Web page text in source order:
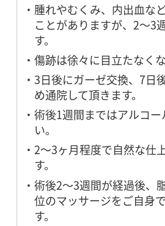
腫れやむくみ、内出血な
ことがありますが、2～3
す。
傷跡は徐々に目立たなくな
3日後にガーゼ交換、7日
め通院して頂きます。
術後1週間まではアルコー
い。
2～3ヶ月程度で自然な仕
す。
術後2〜3週間が経過後、
位のマッサージをご自身
す。